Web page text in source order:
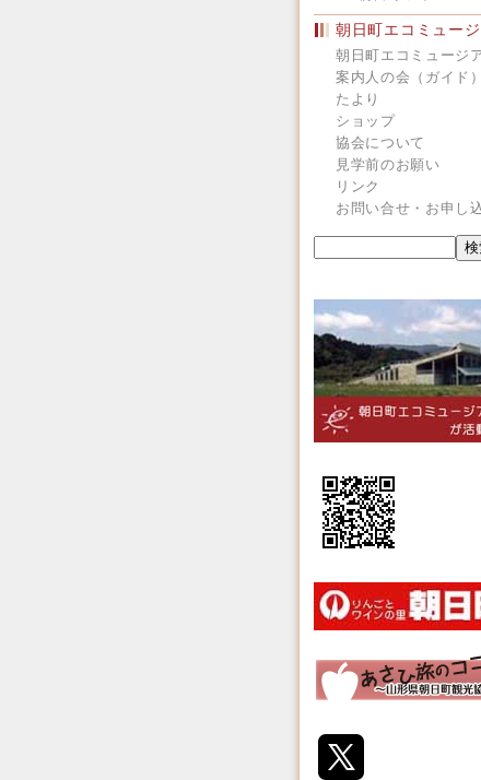
朝日町エコミュー
朝日町エコミュージ
案内人の会（ガイド）
たより
ショップ
協会について
見学前のお願い
リンク
お問い合せ・お申し